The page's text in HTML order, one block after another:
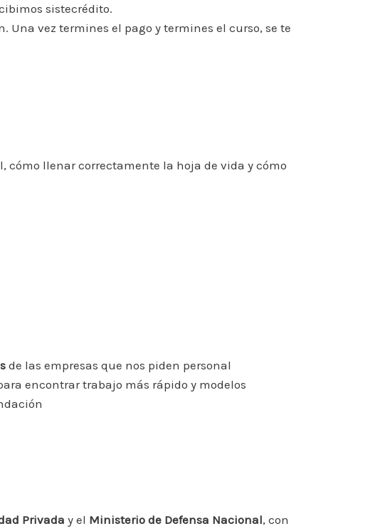
sistecrédito.
vez termines el pago y termines el curso, se te
cómo llenar correctamente la hoja de vida y cómo
de las empresas que nos piden personal
encontrar trabajo más rápido y modelos
Privada y el Ministerio de Defensa Nacional, con